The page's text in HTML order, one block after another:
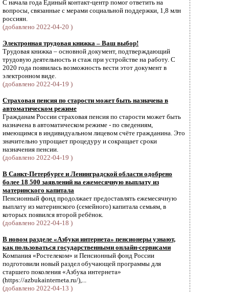
С начала года Единый контакт-центр помог ответить на
вопросы, связанные с мерами социальной поддержки, 1,8 млн
россиян.
(добавлено 2022-04-20 )
Электронная трудовая книжка – Ваш выбор!
Трудовая книжка – основной документ, подтверждающий
трудовую деятельность и стаж при устройстве на работу. С
2020 года появилась возможность вести этот документ в
электронном виде.
(добавлено 2022-04-19 )
Страховая пенсия по старости может быть назначена в
автоматическом режиме
Гражданам России страховая пенсия по старости может быть
назначена в автоматическом режиме - по сведениям,
имеющимся в индивидуальном лицевом счёте гражданина. Это
значительно упрощает процедуру и сокращает сроки
назначения пенсии.
(добавлено 2022-04-19 )
В Санкт-Петербурге и Ленинградской области одобрено
более 18 500 заявлений на ежемесячную выплату из
материнского капитала
Пенсионный фонд продолжает предоставлять ежемесячную
выплату из материнского (семейного) капитала семьям, в
которых появился второй ребёнок.
(добавлено 2022-04-18 )
В новом разделе «Азбуки интернета» пенсионеры узнают,
как пользоваться государственными онлайн-сервисами
Компания «Ростелеком» и Пенсионный фонд России
подготовили новый раздел обучающей программы для
старшего поколения «Азбука интернета»
(https://azbukainterneta.ru/),...
(добавлено 2022-04-13 )